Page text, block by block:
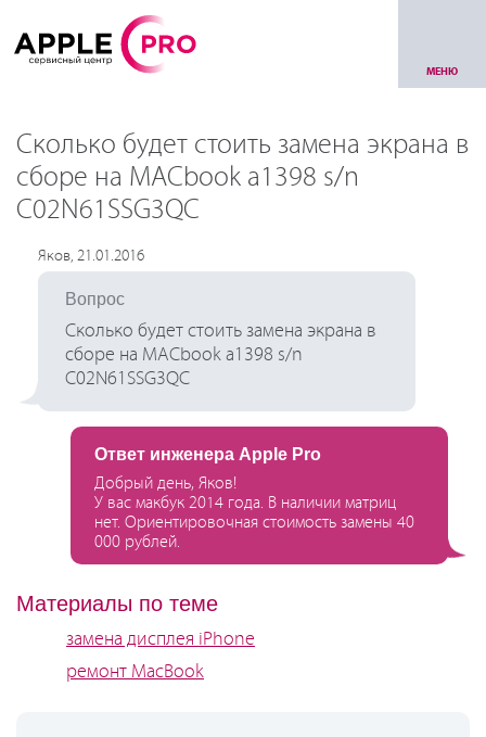
МЕНЮ
Сколько будет стоить замена экрана в
сборе на MACbook a1398 s/n
C02N61SSG3QC
Яков, 21.01.2016
Вопрос
Сколько будет стоить замена экрана в
сборе на MACbook a1398 s/n
C02N61SSG3QC
Ответ инженера Apple Pro
Добрый день, Яков!
У вас макбук 2014 года. В наличии матриц
нет. Ориентировочная стоимость замены 40
000 рублей.
Материалы по теме
замена дисплея iPhone
ремонт MacBook